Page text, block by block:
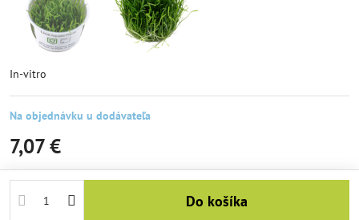
In-vitro
Na objednávku u dodávateľa
7,07 €
Do košíka